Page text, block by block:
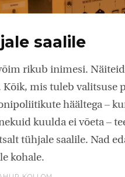
saalile
rikub inimesi.
Kõik, mis tuleb valitsuse
häältega –
kuulda ei võeta –
tühjale saalile. Nad
kohale.